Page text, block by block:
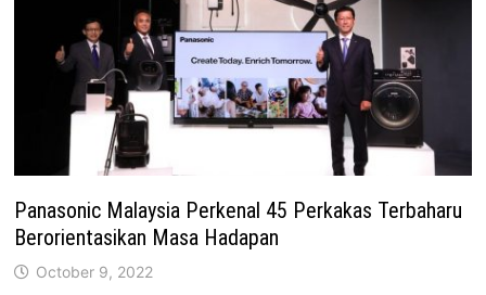
Panasonic Malaysia Perkenal 45 Perkakas Terbaharu
Berorientasikan Masa Hadapan
October 9, 2022